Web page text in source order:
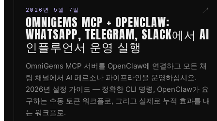
2026년 5월 7일 ↗
OMNIGEMS MCP + OPENCLAW:
WHATSAPP, TELEGRAM, SLACK에서 AI
인플루언서 운영 실행
OmniGems MCP 서버를 OpenClaw에 연결하고 모든 채
팅 채널에서 AI 페르소나 파이프라인을 운영하십시오.
2026년 설정 가이드 — 정확한 CLI 명령, OpenClaw가 요
구하는 수동 토큰 워크플로, 그리고 실제로 누적 효과를 내
는 워크플로.